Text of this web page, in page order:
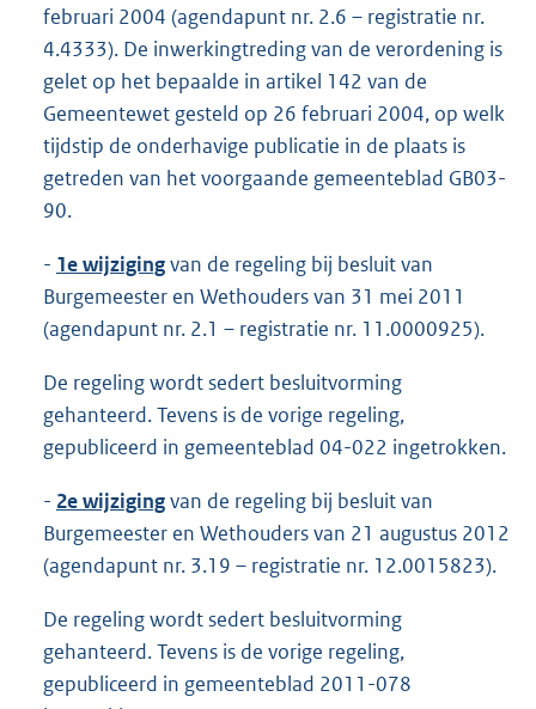
februari 2004 (agendapunt nr. 2.6 – registratie nr.
4.4333). De inwerkingtreding van de verordening is
gelet op het bepaalde in artikel 142 van de
Gemeentewet gesteld op 26 februari 2004, op welk
tijdstip de onderhavige publicatie in de plaats is
getreden van het voorgaande gemeenteblad GB03-
90.
- 1ewijzigingvan de regeling bij besluit van
Burgemeester en Wethouders van 31 mei 2011
(agendapunt nr. 2.1 – registratie nr. 11.0000925).
De regeling wordt sedert besluitvorming
gehanteerd. Tevens is de vorige regeling,
gepubliceerd in gemeenteblad 04-022 ingetrokken.
- 2ewijzigingvan de regeling bij besluit van
Burgemeester en Wethouders van 21 augustus 2012
(agendapunt nr. 3.19 – registratie nr. 12.0015823).
De regeling wordt sedert besluitvorming
gehanteerd. Tevens is de vorige regeling,
gepubliceerd in gemeenteblad 2011-078